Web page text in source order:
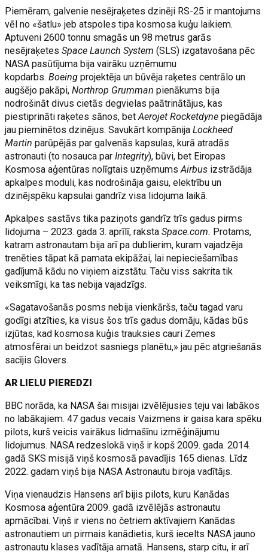
Piemēram, galvenie nesējraķetes dzinēji RS-25 ir mantojums
vēl no «šatlu» jeb atspoles tipa kosmosa kuģu laikiem.
Aptuveni 2600 tonnu smagās un 98 metrus garās
nesējraķetesSpace Launch System (SLS) izgatavošana pēc
NASA pasūtījuma bija vairāku uzņēmumu
kopdarbs.Boeingprojektēja un būvēja raķetes centrālo un
augšējo pakāpi,Northrop Grumman pienākums bija
nodrošināt divus cietās degvielas paātrinātājus, kas
piestiprināti raķetes sānos, betAerojet Rocketdyne piegādāja
jau pieminētos dzinējus. Savukārt kompānijaLockheed
Martin parūpējās par galvenās kapsulas, kurā atradās
astronauti (to nosauca parIntegrity), būvi, bet Eiropas
Kosmosa aģentūras nolīgtais uzņēmumsAirbus izstrādāja
apkalpes moduli, kas nodrošināja gaisu, elektrību un
dzinējspēku kapsulai gandrīz visa lidojuma laikā.
Apkalpes sastāvs tika paziņots gandrīz trīs gadus pirms
lidojuma – 2023. gada 3. aprīlī, rakstaSpace.com. Protams,
katram astronautam bija arī pa dublierim, kuram vajadzēja
trenēties tāpat kā pamata ekipāžai, lai nepieciešamības
gadījumā kādu no viņiem aizstātu. Taču viss sakrita tik
veiksmīgi, ka tas nebija vajadzīgs.
«Sagatavošanās posms nebija vienkāršs, taču tagad varu
godīgi atzīties, ka visus šos trīs gadus domāju, kādas būs
izjūtas, kad kosmosa kuģis trauksies cauri Zemes
atmosfērai un beidzot sasniegs planētu,» jau pēc atgriešanās
sacījis Glovers.
AR LIELU PIEREDZI
BBC norāda, ka NASA šai misijai izvēlējusies teju vai labākos
no labākajiem. 47 gadus vecais Vaizmens ir gaisa kara spēku
pilots, kurš veicis vairākus lidmašīnu izmēģinājumu
lidojumus. NASA redzeslokā viņš ir kopš 2009. gada. 2014.
gadā SKS misijā viņš kosmosā pavadījis 165 dienas. Līdz
2022. gadam viņš bija NASA Astronautu biroja vadītājs.
Viņa vienaudzis Hansens arī bijis pilots, kuru Kanādas
Kosmosa aģentūra 2009. gadā izvēlējās astronautu
apmācībai. Viņš ir viens no četriem aktīvajiem Kanādas
astronautiem un pirmais kanādietis, kurš iecelts NASA jauno
astronautu klases vadītāja amatā. Hansens, starp citu, ir arī